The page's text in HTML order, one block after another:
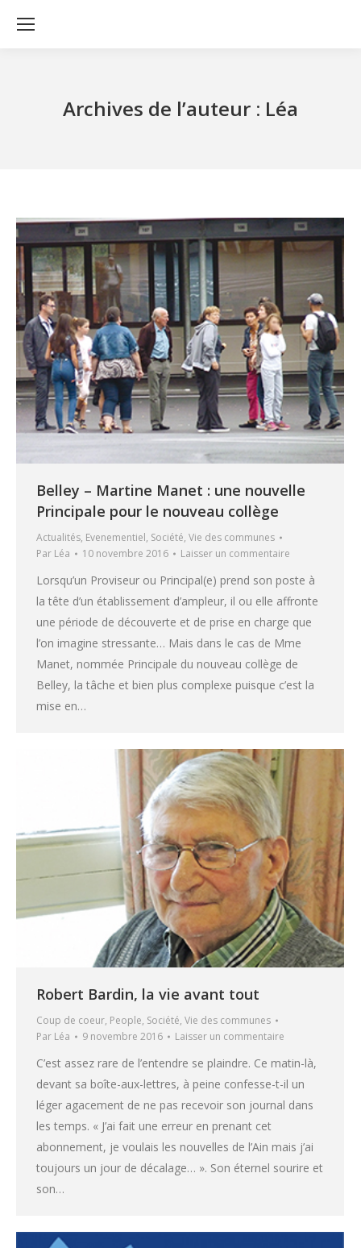
Archives de l’auteur : Léa
Belley – Martine Manet : une nouvelle
Principale pour le nouveau collège
Actualités, Evenementiel, Société, Vie des communes
Par Léa 10 novembre 2016 Laisser un commentaire
Lorsqu’un Proviseur ou Principal(e) prend son poste à
la tête d’un établissement d’ampleur, il ou elle affronte
une période de découverte et de prise en charge que
l’on imagine stressante… Mais dans le cas de Mme
Manet, nommée Principale du nouveau collège de
Belley, la tâche et bien plus complexe puisque c’est la
mise en…
Robert Bardin, la vie avant tout
Coup de coeur, People, Société, Vie des communes
Par Léa 9 novembre 2016 Laisser un commentaire
C’est assez rare de l’entendre se plaindre. Ce matin-là,
devant sa boîte-aux-lettres, à peine confesse-t-il un
léger agacement de ne pas recevoir son journal dans
les temps. « J’ai fait une erreur en prenant cet
abonnement, je voulais les nouvelles de l’Ain mais j’ai
toujours un jour de décalage… ». Son éternel sourire et
son…